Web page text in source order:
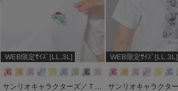
WEB限定ｻｲｽﾞ[LL,3L] WEB限定ｻｲｽﾞ[LL,3L]